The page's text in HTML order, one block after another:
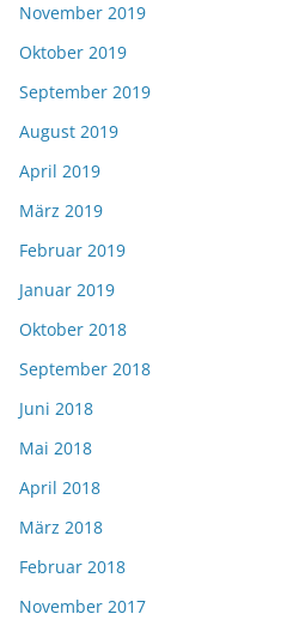
November 2019
Oktober 2019
September 2019
August 2019
April 2019
März 2019
Februar 2019
Januar 2019
Oktober 2018
September 2018
Juni 2018
Mai 2018
April 2018
März 2018
Februar 2018
November 2017